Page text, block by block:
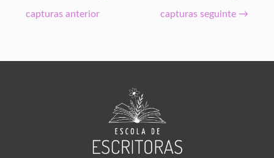
capturas anterior capturas seguinte →